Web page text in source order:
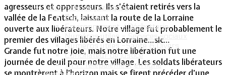
Informations pratiques
Bus scolaire
Environnement / Déchetterie
Numéros utiles - Services sociaux
Numéros utiles -Santé & Divers
Conciliateur de justice
TIPI : Télépaiement en ligne
agresseurs et oppresseurs. Ils s’étaient retirés vers la
vallée de la Fentsch, laissant la route de la Lorraine
ouverte aux libérateurs. Notre village fut probablement le
premier des villages libérés en Lorraine…sic…
Grande fut notre joie, mais notre libération fut une
journée de deuil pour notre village. Les soldats libérateurs